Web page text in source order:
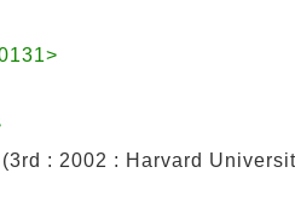
: 2002 : Harvard